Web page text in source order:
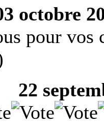
octobre
pour vos
22